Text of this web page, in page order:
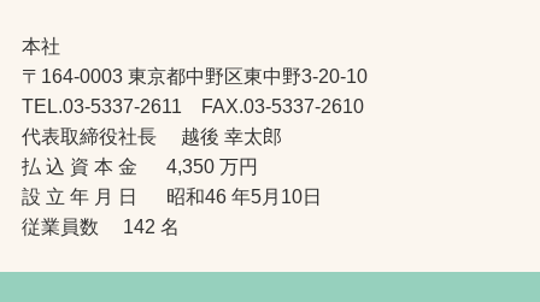
本社
〒164-0003 東京都中野区東中野3-20-10
TEL.03-5337-2611 FAX.03-5337-2610
代表取締役社長 越後 幸太郎
払 込 資 本 金 4,350 万円
設 立 年 月 日 昭和46 年5月10日
従業員数 142 名